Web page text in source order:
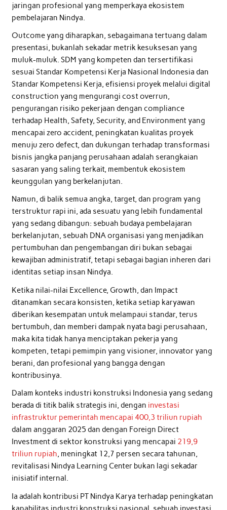
jaringan profesional yang memperkaya ekosistem
pembelajaran Nindya.
Outcome yang diharapkan, sebagaimana tertuang dalam
presentasi, bukanlah sekadar metrik kesuksesan yang
muluk-muluk. SDM yang kompeten dan tersertifikasi
sesuai Standar Kompetensi Kerja Nasional Indonesia dan
Standar Kompetensi Kerja, efisiensi proyek melalui digital
construction yang mengurangi cost overrun,
pengurangan risiko pekerjaan dengan compliance
terhadap Health, Safety, Security, and Environment yang
mencapai zero accident, peningkatan kualitas proyek
menuju zero defect, dan dukungan terhadap transformasi
bisnis jangka panjang perusahaan adalah serangkaian
sasaran yang saling terkait, membentuk ekosistem
keunggulan yang berkelanjutan.
Namun, di balik semua angka, target, dan program yang
terstruktur rapi ini, ada sesuatu yang lebih fundamental
yang sedang dibangun: sebuah budaya pembelajaran
berkelanjutan, sebuah DNA organisasi yang menjadikan
pertumbuhan dan pengembangan diri bukan sebagai
kewajiban administratif, tetapi sebagai bagian inheren dari
identitas setiap insan Nindya.
Ketika nilai-nilai Excellence, Growth, dan Impact
ditanamkan secara konsisten, ketika setiap karyawan
diberikan kesempatan untuk melampaui standar, terus
bertumbuh, dan memberi dampak nyata bagi perusahaan,
maka kita tidak hanya menciptakan pekerja yang
kompeten, tetapi pemimpin yang visioner, innovator yang
berani, dan profesional yang bangga dengan
kontribusinya.
Dalam konteks industri konstruksi Indonesia yang sedang
berada di titik balik strategis ini, dengan investasi
infrastruktur pemerintah mencapai 400,3 triliun rupiah
dalam anggaran 2025 dan dengan Foreign Direct
Investment di sektor konstruksi yang mencapai 219,9
triliun rupiah, meningkat 12,7 persen secara tahunan,
revitalisasi Nindya Learning Center bukan lagi sekadar
inisiatif internal.
Ia adalah kontribusi PT Nindya Karya terhadap peningkatan